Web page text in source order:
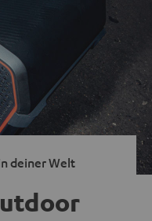
deiner Welt